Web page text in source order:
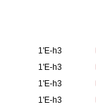
1'E-h3
1'E-h3
1'E-h3
1'E-h3